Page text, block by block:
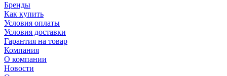
Бренды
Как купить
Условия оплаты
Условия доставки
Гарантия на товар
Компания
О компании
Новости